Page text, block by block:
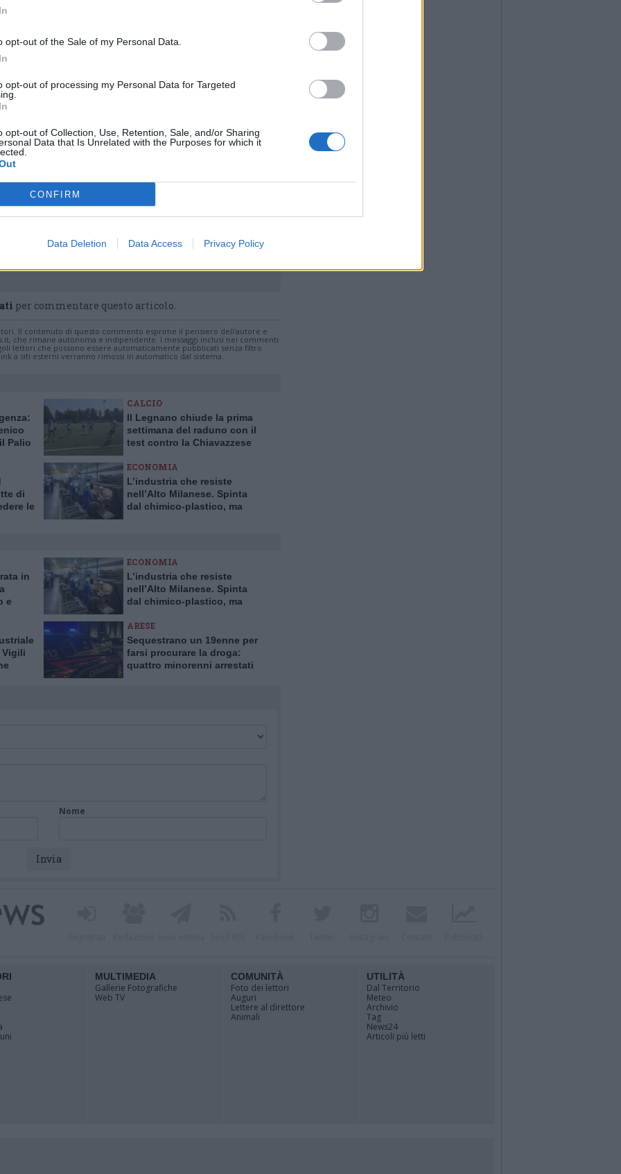
opt-out of the Sale of my Personal Data.
opt-out of processing my Personal Data for Targeted
opt-out of Collection, Use, Retention, Sale, and/or Sharing
Data that Is Unrelated with the Purposes for which it
CONFIRM
Data Deletion Data Access Privacy Policy
4 di 5
per commentare questo articolo.
Il contenuto di questo commento esprime il pensiero dell'autore e
che rimane autonoma e indipendente. I messaggi inclusi nei commenti
lettori che possono essere automaticamente pubblicati senza filtro
a siti esterni verranno rimossi in automatico dal sistema.
Palio
CALCIO
Il Legnano chiude la prima
settimana del raduno con il
test contro la Chiavazzese
di
le
ECONOMIA
L’industria che resiste
nell’Alto Milanese. Spinta
dal chimico-plastico, ma
in
e
ECONOMIA
L’industria che resiste
nell’Alto Milanese. Spinta
dal chimico-plastico, ma
Vigili
ARESE
Sequestrano un 19enne per
farsi procurare la droga:
quattro minorenni arrestati
Nome
MULTIMEDIA
Gallerie Fotografiche
Web TV
COMUNITÀ
Foto dei lettori
Auguri
Lettere al direttore
Animali
UTILITÀ
Dal Territorio
Meteo
Archivio
Tag
News24
Articoli più letti